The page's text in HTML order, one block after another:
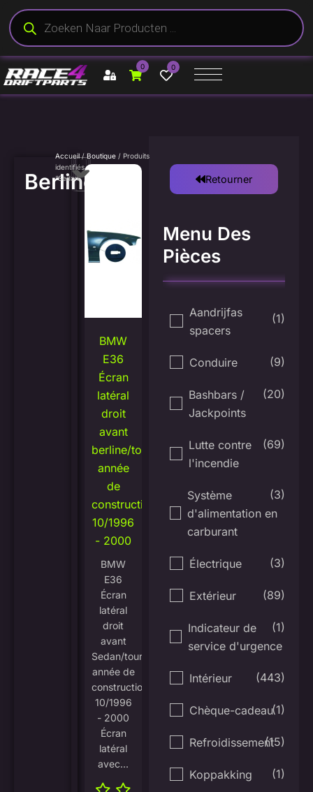
0 0
Retourner
Menu Des
Pièces
Aandrijfas
spacers
(1)
Conduire (9)
Bashbars /
Jackpoints
(20)
Lutte contre
l'incendie
(69)
Système
d'alimentation en
carburant
(3)
Électrique (3)
Extérieur (89)
Indicateur de
service d'urgence
(1)
Intérieur (443)
Chèque-cadeau(1)
Refroidissement(15)
Koppakking (1)
Berline
Accueil/Boutique / Produits
identifiés
“Sedan”
BMW
E36
Écran
latéral
droit
avant
berline/tourisme/compacte
année
de
construction
10/1996
- 2000
BMW
E36
Écran
latéral
droit
avant
Sedan/touring/Compact
année de
construction
10/1996
- 2000
Écran
latéral
avec...